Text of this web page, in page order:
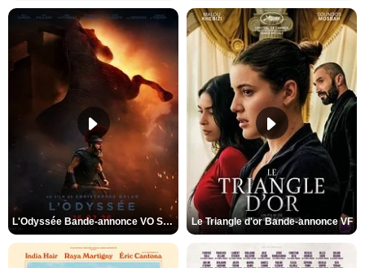
L'Odyssée Bande-annonce VO STFR Le Triangle d'or Bande-annonce VF